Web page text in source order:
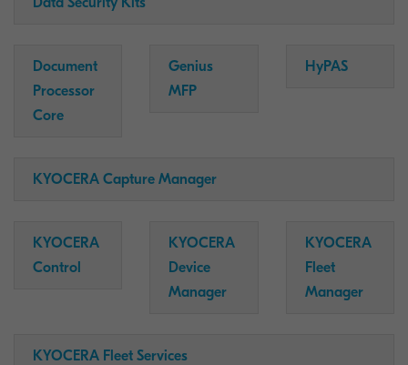
Document
Processor
Core
Genius
MFP
HyPAS
KYOCERA Capture Manager
KYOCERA
Control
KYOCERA
Device
Manager
KYOCERA
Fleet
Manager
KYOCERA Fleet Services